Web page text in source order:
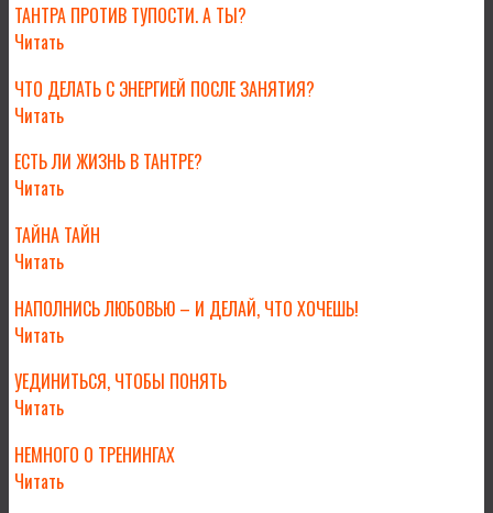
ТАНТРА ПРОТИВ ТУПОСТИ. А ТЫ?
Читать
ЧТО ДЕЛАТЬ С ЭНЕРГИЕЙ ПОСЛЕ ЗАНЯТИЯ?
Читать
ЕСТЬ ЛИ ЖИЗНЬ В ТАНТРЕ?
Читать
ТАЙНА ТАЙН
Читать
НАПОЛНИСЬ ЛЮБОВЬЮ – И ДЕЛАЙ, ЧТО ХОЧЕШЬ!
Читать
УЕДИНИТЬСЯ, ЧТОБЫ ПОНЯТЬ
Читать
НЕМНОГО О ТРЕНИНГАХ
Читать